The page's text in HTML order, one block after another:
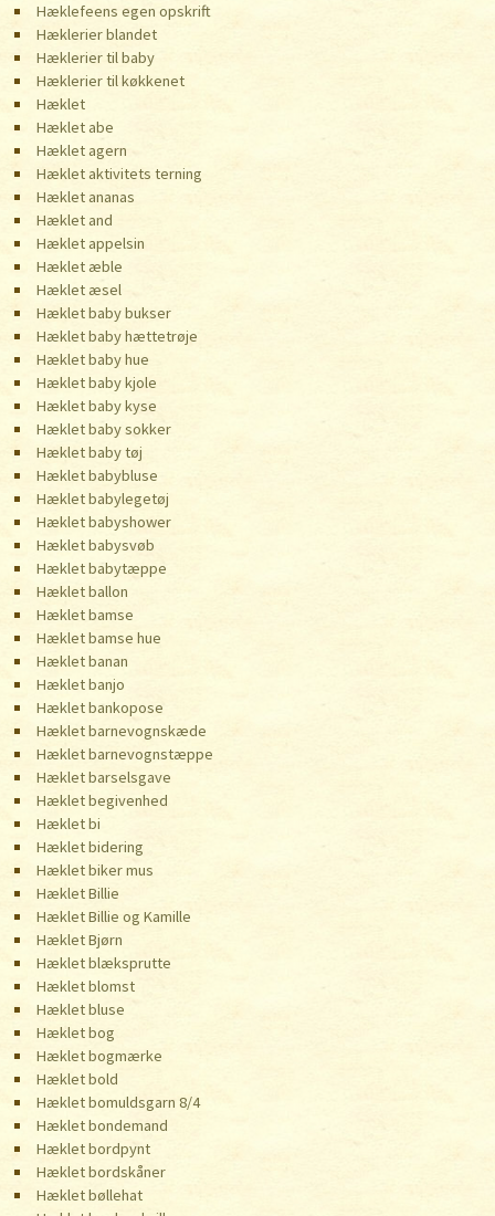
Hæklefeens egen opskrift
Hæklerier blandet
Hæklerier til baby
Hæklerier til køkkenet
Hæklet
Hæklet abe
Hæklet agern
Hæklet aktivitets terning
Hæklet ananas
Hæklet and
Hæklet appelsin
Hæklet æble
Hæklet æsel
Hæklet baby bukser
Hæklet baby hættetrøje
Hæklet baby hue
Hæklet baby kjole
Hæklet baby kyse
Hæklet baby sokker
Hæklet baby tøj
Hæklet babybluse
Hæklet babylegetøj
Hæklet babyshower
Hæklet babysvøb
Hæklet babytæppe
Hæklet ballon
Hæklet bamse
Hæklet bamse hue
Hæklet banan
Hæklet banjo
Hæklet bankopose
Hæklet barnevognskæde
Hæklet barnevognstæppe
Hæklet barselsgave
Hæklet begivenhed
Hæklet bi
Hæklet bidering
Hæklet biker mus
Hæklet Billie
Hæklet Billie og Kamille
Hæklet Bjørn
Hæklet blæksprutte
Hæklet blomst
Hæklet bluse
Hæklet bog
Hæklet bogmærke
Hæklet bold
Hæklet bomuldsgarn 8/4
Hæklet bondemand
Hæklet bordpynt
Hæklet bordskåner
Hæklet bøllehat